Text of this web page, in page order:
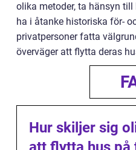
olika metoder, ta hänsyn
ha i åtanke historiska för-
privatpersoner fatta
överväger att flytta deras
Hur skiljer sig